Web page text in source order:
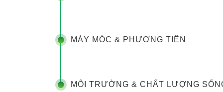
MÁY MÓC & PHƯƠNG TIỆN
MÔI TRƯỜNG & CHẤT LƯỢNG